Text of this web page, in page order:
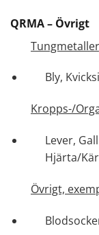
QRMA – Övrigt
Bly,
Kropps-/
Lever,
Hjärta/
Övrigt,